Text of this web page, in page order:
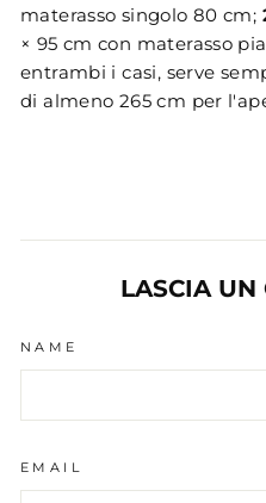
materasso singolo 80 cm;
× 95 cm con materasso
entrambi i casi, serve
di almeno 265 cm per
LASCIA UN
NAME
EMAIL